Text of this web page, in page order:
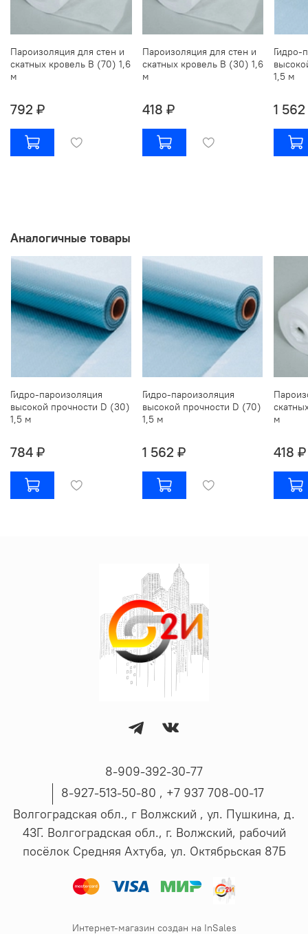
Пароизоляция для стен и
скатных кровель В (70) 1,6
м
792 ₽
Пароизоляция для стен и
скатных кровель В (30) 1,6
м
418 ₽
Гидро-
1,5 м
1
Аналогичные товары
Гидро-пароизоляция
высокой прочности D (30)
1,5 м
784 ₽
Гидро-пароизоляция
высокой прочности D (70)
1,5 м
1 562 ₽
м
418 ₽
8-909-392-30-77
8-927-513-50-80 , ‪+7 937 708-00-17
Волгоградская обл., г Волжский , ул. Пушкина, д.
43Г. Волгоградская обл., г. Волжский, рабочий
посёлок Средняя Ахтуба, ул. Октябрьская 87Б
Интернет-магазин создан на InSales